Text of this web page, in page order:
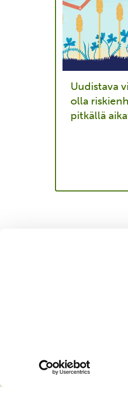
Uudistava
olla
pitkällä